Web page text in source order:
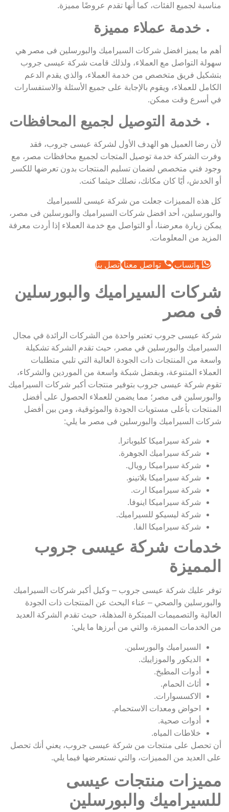
مناسبة لجميع الفئات، كما أنها تقدم عروضًا مميزة.
خدمة عملاء مميزة
أهم ما يميز افضل شركات السيراميك والبورسلين فى مصر هي
سهولة التواصل مع العملاء، ولذلك قامت شركة عيسى جروب
بتشكيل فريق متخصص من خدمة العملاء، والذي يقدم الدعم
الكامل للعملاء، ويقوم بالإجابة على جميع الأسئلة والاستفسارات
في أسرع وقت ممكن.
خدمة التوصيل لجميع المحافظات
لأن رضا العميل هو الهدف الأول لشركة عيسى جروب، فقد
وفرت الشركة خدمة توصيل المتجات لجميع محافظات مصر، مع
وجود فني متخصص لضمان تسليم المنتجات بدون تعرضها للكسر
أو الخدش، أيًا كان مكانك، نصلك حيثما كنت.
كل هذه المميزات جعلت من شركة عيسى للسيراميك
والبورسلين، أحد افضل شركات السيراميك والبورسلين فى مصر،
يمكن زيارة معرضنا، أو التواصل مع خدمة العملاء إذا أردت معرفة
المزيد من المعلومات.
واتساب تواصل معنا اتصل بنا
شركات السيراميك والبورسلين
فى مصر
شركة عيسى جروب تعتبر واحدة من الشركات الرائدة في مجال
السيراميك والبورسلين في مصر، حيث تقدم الشركة تشكيلة
واسعة من المنتجات ذات الجودة العالية التي تلبي متطلبات
العملاء المتنوعة، وبفضل شبكة واسعة من الموردين والشركاء،
تقوم شركة عيسى جروب بتوفير منتجات أكبر شركات السيراميك
والبورسلين فى مصر؛ مما يضمن للعملاء الحصول على أفضل
المنتجات بأعلى مستويات الجودة والموثوقية، ومن بين أفضل
شركات السيراميك والبورسلين فى مصر ما يلي:
شركة سيراميكا كليوباترا.
شركة سيراميك الجوهرة.
شركة سيراميكا رويال.
شركة سيراميكا بلاتينو.
شركة سيراميكا ارت.
شركة سيراميكا اينوفا.
شركة ليسيكو للسيراميك.
شركة سيراميكا الفا.
خدمات شركة عيسى جروب
المميزة
توفر عليك شركة عيسى جروب – وكيل أكبر شركات السيراميك
والبورسلين والصحي – عناء البحث عن المنتجات ذات الجودة
العالية والتصميمات المبتكرة المذهلة، حيث تقدم الشركة العديد
من الخدمات المميزة، والتي من أبرزها ما يلي:
السيراميك والبورسلين.
الديكور والموزاييك.
أدوات المطبخ.
أثاث الحمام.
الاكسسوارات.
احواض ومعدات الاستحمام.
أدوات صحية.
خلاطات المياه.
أن تحصل على منتجات من شركة عيسى جروب، يعني أنك تحصل
على العديد من المميزات، والتي نستعرضها فيما يلي.
مميزات منتجات عيسى
للسيراميك والبورسلين